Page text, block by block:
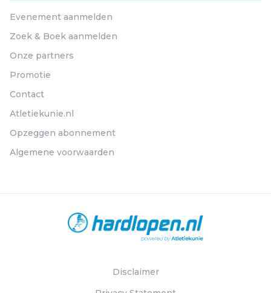
Evenement aanmelden
Zoek & Boek aanmelden
Onze partners
Promotie
Contact
Atletiekunie.nl
Opzeggen abonnement
Algemene voorwaarden
Disclaimer